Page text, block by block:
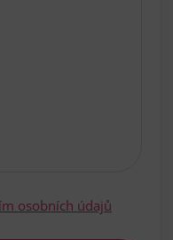
osobních údajů